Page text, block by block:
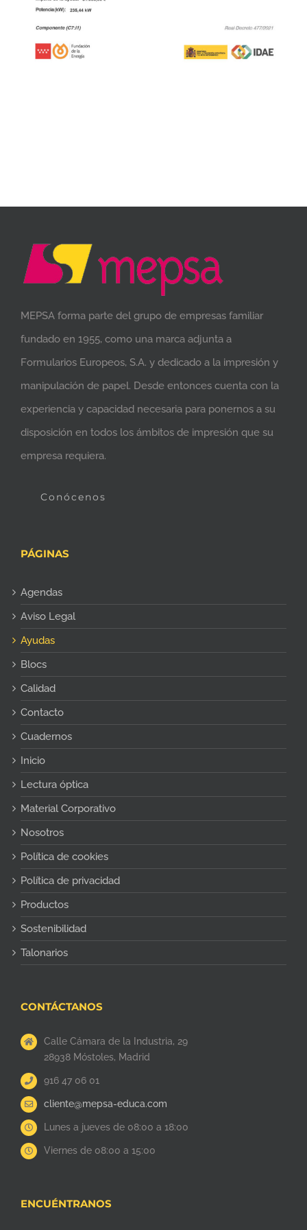
MEPSA forma parte del grupo de empresas familiar
fundado en 1955, como una marca adjunta a
Formularios Europeos, S.A. y dedicado a la impresión y
manipulación de papel. Desde entonces cuenta con la
experiencia y capacidad necesaria para ponernos a su
disposición en todos los ámbitos de impresión que su
empresa requiera.
Conócenos
PÁGINAS
Agendas
Aviso Legal
Ayudas
Blocs
Calidad
Contacto
Cuadernos
Inicio
Lectura óptica
Material Corporativo
Nosotros
Política de cookies
Política de privacidad
Productos
Sostenibilidad
Talonarios
CONTÁCTANOS
Calle Cámara de la Industria, 29
28938 Móstoles, Madrid
916 47 06 01
cliente@mepsa-educa.com
Lunes a jueves de 08:00 a 18:00
Viernes de 08:00 a 15:00
ENCUÉNTRANOS